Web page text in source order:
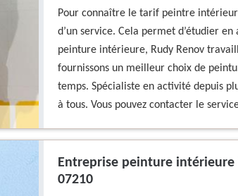
Pour connaître le tarif peintre
d’un service. Cela permet d’étudier
peinture intérieure, Rudy Renov
fournissons un meilleur choix de
temps. Spécialiste en activité depuis
à tous. Vous pouvez contacter le
Entreprise peinture intérieure
07210